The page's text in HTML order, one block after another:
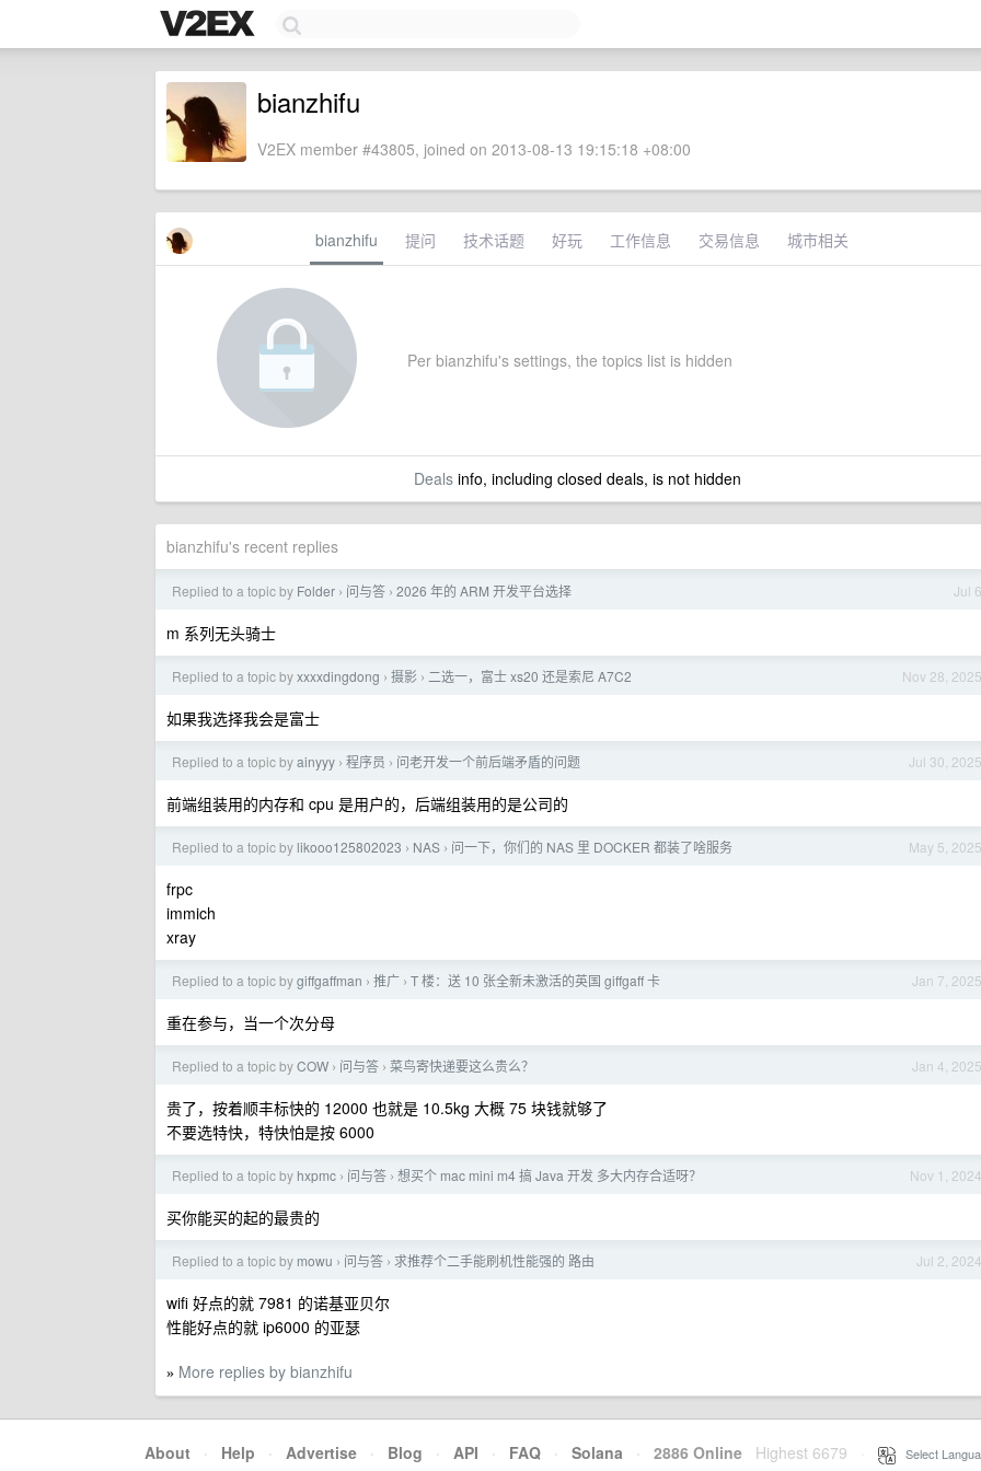
bianzhifu
V2EX member #43805, joined on 2013-08-13 19:15:18 +08:00
bianzhifu 提问 技术话题 好玩 工作信息 交易信息 城市相关
Per bianzhifu's settings, the topics list is hidden
Dealsinfo, including closed deals, is not hidden
bianzhifu's recent replies
Jul 6
Replied to a topic by Folder › 问与答 › 2026 年的 ARM 开发平台选择
m 系列无头骑士
Nov 28, 2025
Replied to a topic byxxxxdingdong › 摄影 › 二选一，富士 xs20 还是索尼 A7C2
如果我选择我会是富士
Jul 30, 2025
Replied to a topic byainyyy › 程序员 › 问老开发一个前后端矛盾的问题
前端组装用的内存和 cpu 是用户的，后端组装用的是公司的
May 5, 2025
Replied to a topic by likooo125802023 › NAS › 问一下，你们的 NAS 里 DOCKER 都装了啥服务
frpc
immich
xray
Jan 7, 2025
Replied to a topic bygiffgaffman › 推广 › T 楼：送 10 张全新未激活的英国 giffgaff 卡
重在参与，当一个次分母
Jan 4, 2025
Replied to a topic byCOW › 问与答 › 菜鸟寄快递要这么贵么？
贵了，按着顺丰标快的 12000 也就是 10.5kg 大概 75 块钱就够了
不要选特快，特快怕是按 6000
Nov 1, 2024
Replied to a topic by hxpmc › 问与答 › 想买个 mac mini m4 搞 Java 开发 多大内存合适呀？
买你能买的起的最贵的
Jul 2, 2024
Replied to a topic by mowu › 问与答 › 求推荐个二手能刷机性能强的 路由
wifi 好点的就 7981 的诺基亚贝尔
性能好点的就 ip6000 的亚瑟
» More replies by bianzhifu
About · Help · Advertise · Blog · API · FAQ · Solana · 2886 Online Highest 6679 Select